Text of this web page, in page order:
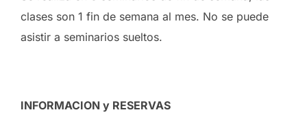
clases son 1 fin de semana al mes. No se puede
asistir a seminarios sueltos.
INFORMACION y RESERVAS